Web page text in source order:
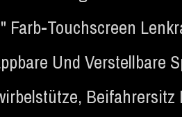
Farb-Touchscreen
Und Verstellbare
, Beifahrersitz